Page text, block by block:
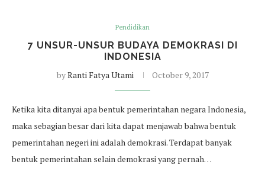
Pendidikan
7 UNSUR-UNSUR BUDAYA DEMOKRASI DI
INDONESIA
byRanti Fatya Utami October 9, 2017
Ketika kita ditanyai apa bentuk pemerintahan negara Indonesia,
maka sebagian besar dari kita dapat menjawab bahwa bentuk
pemerintahan negeri ini adalah demokrasi. Terdapat banyak
bentuk pemerintahan selain demokrasi yang pernah…